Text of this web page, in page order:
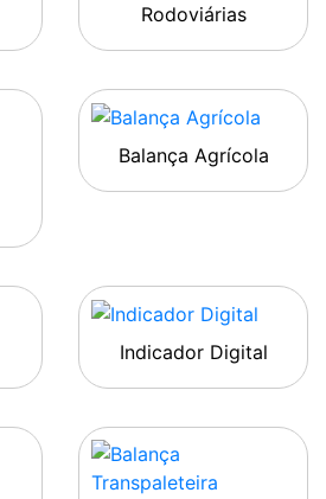
Rodoviárias
Balança Agrícola
Indicador Digital